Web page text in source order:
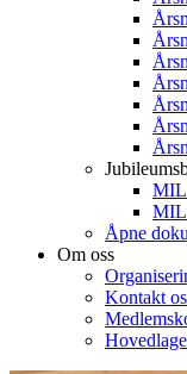
MIL
MIL
Åpne
Om oss
Kontakt